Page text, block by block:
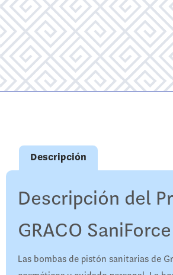
Descripción
Descripción del
GRACO
Las bombas de pistón sanitarias de